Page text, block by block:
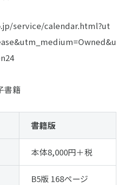
service/calendar.html?ut
書籍
書籍版
本体8,000円＋税
B5版 168ページ